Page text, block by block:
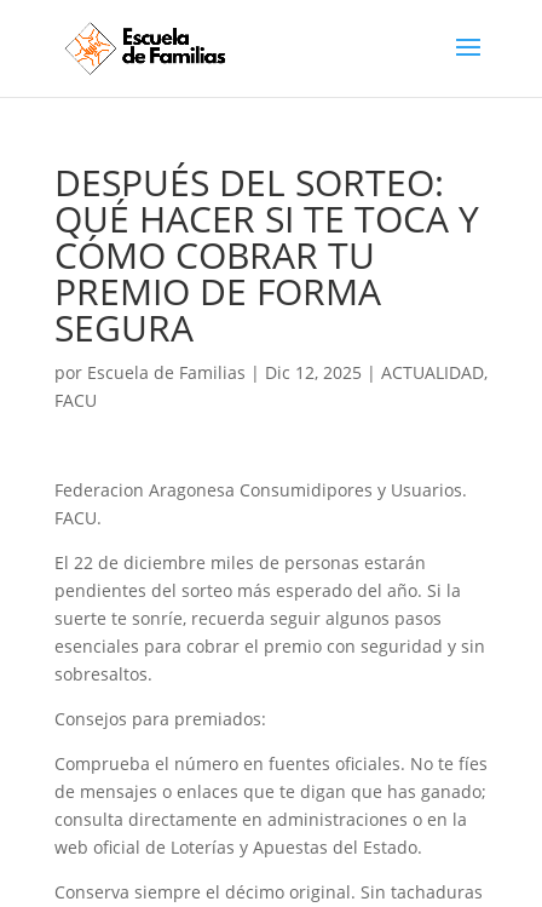
DESPUÉS DEL SORTEO:
QUÉ HACER SI TE TOCA Y
CÓMO COBRAR TU
PREMIO DE FORMA
SEGURA
por Escuela de Familias | Dic 12, 2025 | ACTUALIDAD,
FACU
Federacion Aragonesa Consumidipores y Usuarios.
FACU.
El 22 de diciembre miles de personas estarán
pendientes del sorteo más esperado del año. Si la
suerte te sonríe, recuerda seguir algunos pasos
esenciales para cobrar el premio con seguridad y sin
sobresaltos.
Consejos para premiados:
Comprueba el número en fuentes oficiales. No te fíes
de mensajes o enlaces que te digan que has ganado;
consulta directamente en administraciones o en la
web oficial de Loterías y Apuestas del Estado.
Conserva siempre el décimo original. Sin tachaduras